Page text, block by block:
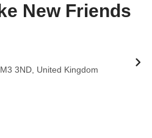
New Friends
3ND, United Kingdom